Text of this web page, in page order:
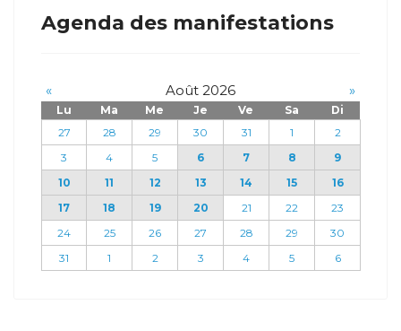
Agenda des manifestations
« Août 2026 »
Lu Ma Me Je Ve Sa
Di
27
28 29 30 31 1
2
3
4 5 6 7 8
9
10
11 12 13 14 15
16
17
18 19 20 21 22
23
24
25 26 27 28 29
30
31
1 2 3 4 5 6